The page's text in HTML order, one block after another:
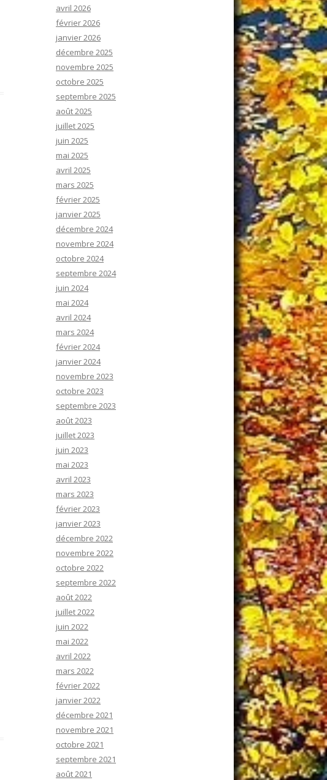
avril 2026
février 2026
janvier 2026
décembre 2025
novembre 2025
octobre 2025
septembre 2025
août 2025
juillet 2025
juin 2025
mai 2025
avril 2025
mars 2025
février 2025
janvier 2025
décembre 2024
novembre 2024
octobre 2024
septembre 2024
juin 2024
mai 2024
avril 2024
mars 2024
février 2024
janvier 2024
novembre 2023
octobre 2023
septembre 2023
août 2023
juillet 2023
juin 2023
mai 2023
avril 2023
mars 2023
février 2023
janvier 2023
décembre 2022
novembre 2022
octobre 2022
septembre 2022
août 2022
juillet 2022
juin 2022
mai 2022
avril 2022
mars 2022
février 2022
janvier 2022
décembre 2021
novembre 2021
octobre 2021
septembre 2021
août 2021